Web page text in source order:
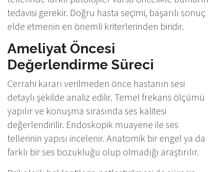
tedavisi gerekir. Doğru hasta seçimi, başarılı sonuç
elde etmenin en önemli kriterlerinden biridir.
Ameliyat Öncesi
Değerlendirme Süreci
Cerrahi kararı verilmeden önce hastanın sesi
detaylı şekilde analiz edilir. Temel frekans ölçümü
yapılır ve konuşma sırasında ses kalitesi
değerlendirilir. Endoskopik muayene ile ses
tellerinin yapısı incelenir. Anatomik bir engel ya da
farklı bir ses bozukluğu olup olmadığı araştırılır.